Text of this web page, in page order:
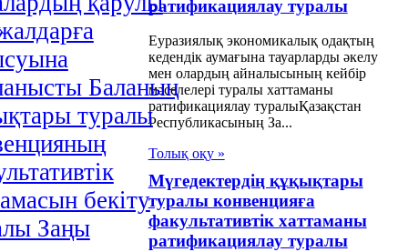
Баланың
туралы
бекіту
Заңы
ратификациялау туралы
Еуразиялық экономикалық одақтың
кедендік аумағына тауарларды әкелу
мен олардың айналысының кейбір
мәселелері туралы хаттаманы
ратификациялау туралыҚазақстан
Республикасының За...
Толық оқу »
Мүгедектердің құқықтары
туралы конвенцияға
факультативтік хаттаманы
ратификациялау туралы